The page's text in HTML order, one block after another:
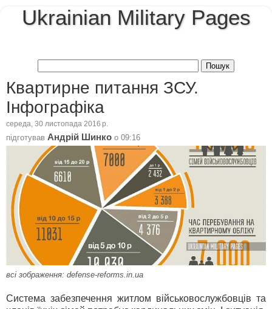
Ukrainian Military Pages
Квартирне питання ЗСУ.
Інфографіка
середа, 30 листопада 2016 р.
підготував Андрій Шинко о 09:16
всі зображення: defense-reforms.in.ua
Система забезпечення житлом військовослужбовців та